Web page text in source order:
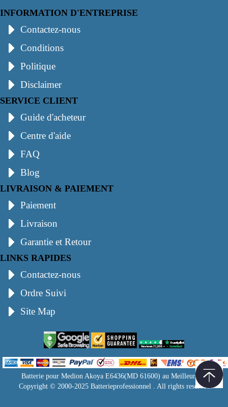
INFORMATION D'ENTREPRISE
Contactez-nous
Conditions
Politique
Disclaimer
SERVICE CLIENT
Guide d'acheteur
Centre d'aide
FAQ
Blog
LIVRAISON & PAIEMENT
Paiement
Livraison
Garantie et Retour
LINKS RAPIDES
Contactez-nous
Ordre Suivi
Site Map
Batterie pour Medion Akoya E6436(MD 61600) au Meilleur Prix
Copyright © 2000-2025 Batterieprofessionnel . All rights reserved.